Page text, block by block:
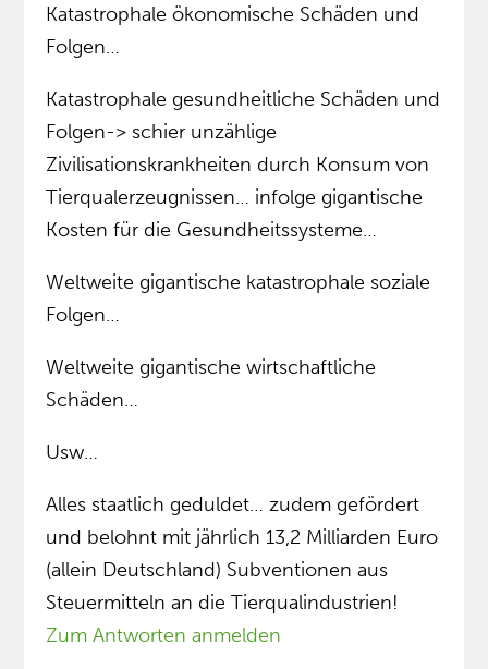
Katastrophale ökonomische Schäden und
Folgen…
Katastrophale gesundheitliche Schäden und
Folgen-> schier unzählige
Zivilisationskrankheiten durch Konsum von
Tierqualerzeugnissen… infolge gigantische
Kosten für die Gesundheitssysteme…
Weltweite gigantische katastrophale soziale
Folgen…
Weltweite gigantische wirtschaftliche
Schäden…
Usw…
Alles staatlich geduldet… zudem gefördert
und belohnt mit jährlich 13,2 Milliarden Euro
(allein Deutschland) Subventionen aus
Steuermitteln an die Tierqualindustrien!
Zum Antworten anmelden